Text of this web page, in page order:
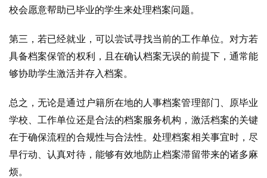
校会愿意帮助已毕业的学生来处理档案问题。
第三，若已经就业，可以尝试寻找当前的工作单位。对方若
具备档案保管的权利，且在确认档案无误的前提下，通常能
够协助学生激活并存入档案。
总之，无论是通过户籍所在地的人事档案管理部门、原毕业
学校、工作单位还是合法的档案服务机构，激活档案的关键
在于确保流程的合规性与合法性。处理档案相关事宜时，尽
早行动、认真对待，能够有效地防止档案滞留带来的诸多麻
烦。